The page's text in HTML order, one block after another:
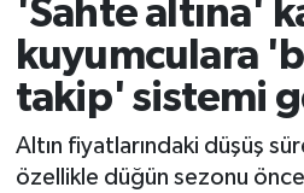
'Sahte altına'
kuyumculara
takip' sistemi
Altın fiyatlarındaki düşüş
özellikle düğün sezonu
Asayiş
Bilim - Teknoloji
Çevre - İklim
Trafik Durumu
Süper Lig Puan Durumu
Tüm Manşetler